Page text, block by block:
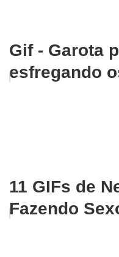
Gif - Garota
esfregando
11 GIFs de
Fazendo